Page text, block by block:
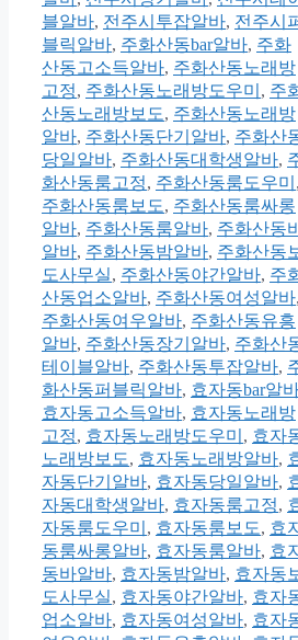
블알바, 전주시투잡알바, 전주시
블릭알바, 주화산동bar알바, 주화
산동고소득알바, 주화산동노래방
고정, 주화산동노래방도우미 , 주
산동노래방보도, 주화산동노래방
알바, 주화산동단기알바, 주화산
당일알바, 주화산동대학생알바,
화산동룸고정, 주화산동룸도우미 ,
주화산동룸보도, 주화산동룸싸롱
알바, 주화산동룸알바, 주화산동
알바, 주화산동밤알바, 주화산동
도사무실, 주화산동야간알바, 주
산동업소알바, 주화산동여성알바,
주화산동여우알바, 주화산동유흥
알바, 주화산동장기알바, 주화산
테이블알바, 주화산동투잡알바,
화산동퍼블릭알바, 효자동bar알
효자동고소득알바, 효자동노래방
고정, 효자동노래방도우미 , 효자
노래방보도, 효자동노래방알바,
자동단기알바, 효자동당일알바,
자동대학생알바, 효자동룸고정,
자동룸도우미 , 효자동룸보도, 효
동룸싸롱알바, 효자동룸알바, 효
동바알바, 효자동밤알바, 효자동
도사무실, 효자동야간알바, 효자
업소알바, 효자동여성알바, 효자